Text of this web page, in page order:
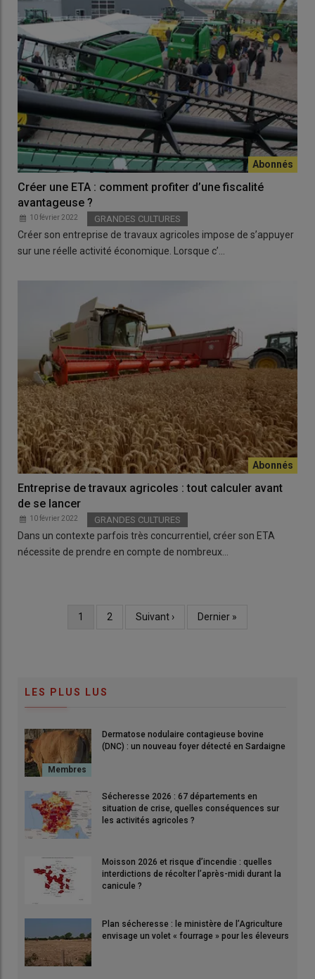
Créer une ETA : comment profiter d’une fiscalité
avantageuse ?
10 février 2022 GRANDES CULTURES
Créer son entreprise de travaux agricoles impose de s’appuyer
sur une réelle activité économique. Lorsque c’…
Entreprise de travaux agricoles : tout calculer avant
de se lancer
10 février 2022 GRANDES CULTURES
Dans un contexte parfois très concurrentiel, créer son ETA
nécessite de prendre en compte de nombreux…
Page
1 Page
2
Page
Suivant ›
Dernière
Dernier »
LES PLUS LUS
Dermatose nodulaire contagieuse bovine
(DNC) : un nouveau foyer détecté en Sardaigne
Sécheresse 2026 : 67 départements en
situation de crise, quelles conséquences sur
les activités agricoles ?
Moisson 2026 et risque d’incendie : quelles
interdictions de récolter l’après-midi durant la
canicule ?
Plan sécheresse : le ministère de l’Agriculture
envisage un volet « fourrage » pour les éleveurs